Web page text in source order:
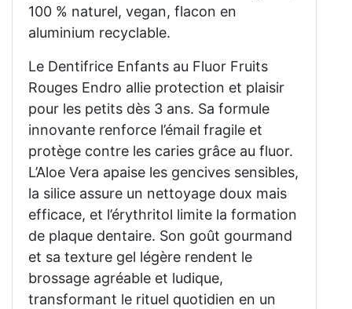
100 % naturel, vegan, flacon en
aluminium recyclable.
Le Dentifrice Enfants au Fluor Fruits
Rouges Endro allie protection et plaisir
pour les petits dès 3 ans. Sa formule
innovante renforce l’émail fragile et
protège contre les caries grâce au fluor.
L’Aloe Vera apaise les gencives sensibles,
la silice assure un nettoyage doux mais
efficace, et l’érythritol limite la formation
de plaque dentaire. Son goût gourmand
et sa texture gel légère rendent le
brossage agréable et ludique,
transformant le rituel quotidien en un